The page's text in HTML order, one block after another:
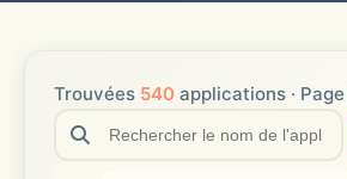
Trouvées 540 applications · Page